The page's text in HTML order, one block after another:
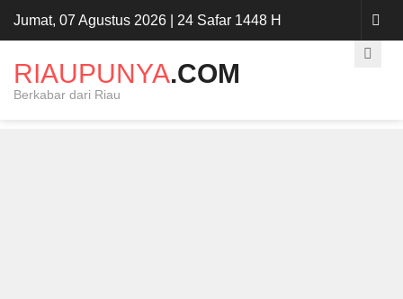
Jumat, 07 Agustus 2026 | 24 Safar 1448 H
RIAUPUNYA.COM
Berkabar dari Riau